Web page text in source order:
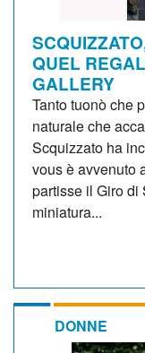
QUEL
GALLERY
Tanto tuonò che
naturale che
Scquizzato ha
vous è avvenuto
partisse il Giro di
miniatura...
DONNE